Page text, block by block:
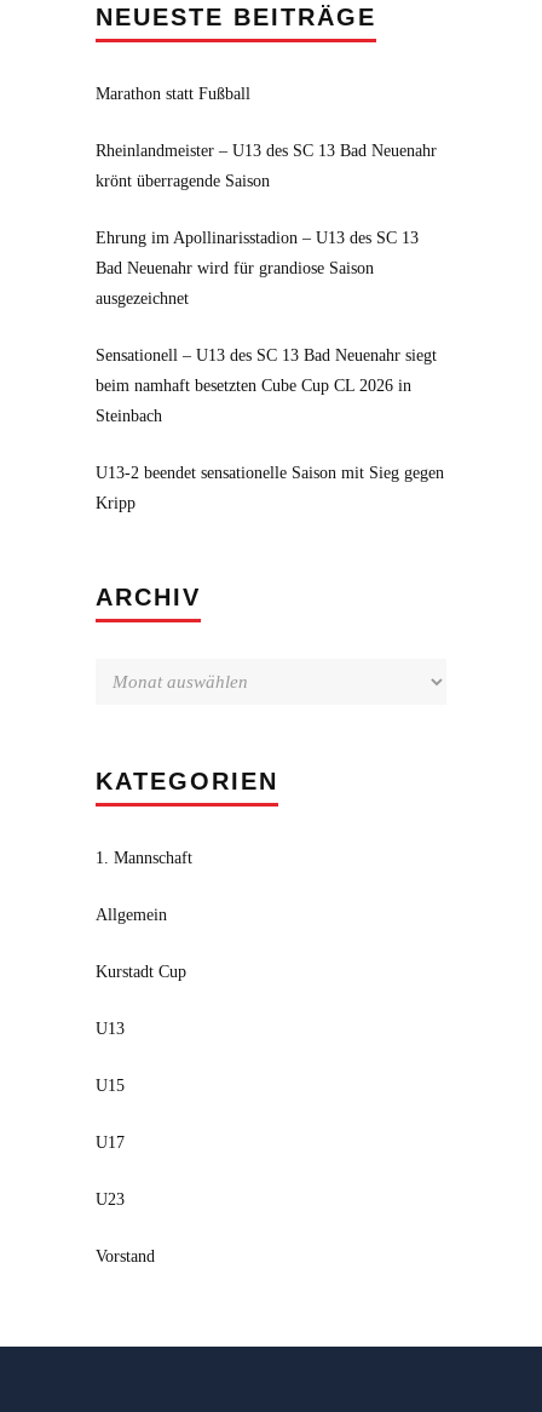
NEUESTE BEITRÄGE
Marathon statt Fußball
Rheinlandmeister – U13 des SC 13 Bad Neuenahr
krönt überragende Saison
Ehrung im Apollinarisstadion – U13 des SC 13
Bad Neuenahr wird für grandiose Saison
ausgezeichnet
Sensationell – U13 des SC 13 Bad Neuenahr siegt
beim namhaft besetzten Cube Cup CL 2026 in
Steinbach
U13-2 beendet sensationelle Saison mit Sieg gegen
Kripp
ARCHIV
KATEGORIEN
1. Mannschaft
Allgemein
Kurstadt Cup
U13
U15
U17
U23
Vorstand